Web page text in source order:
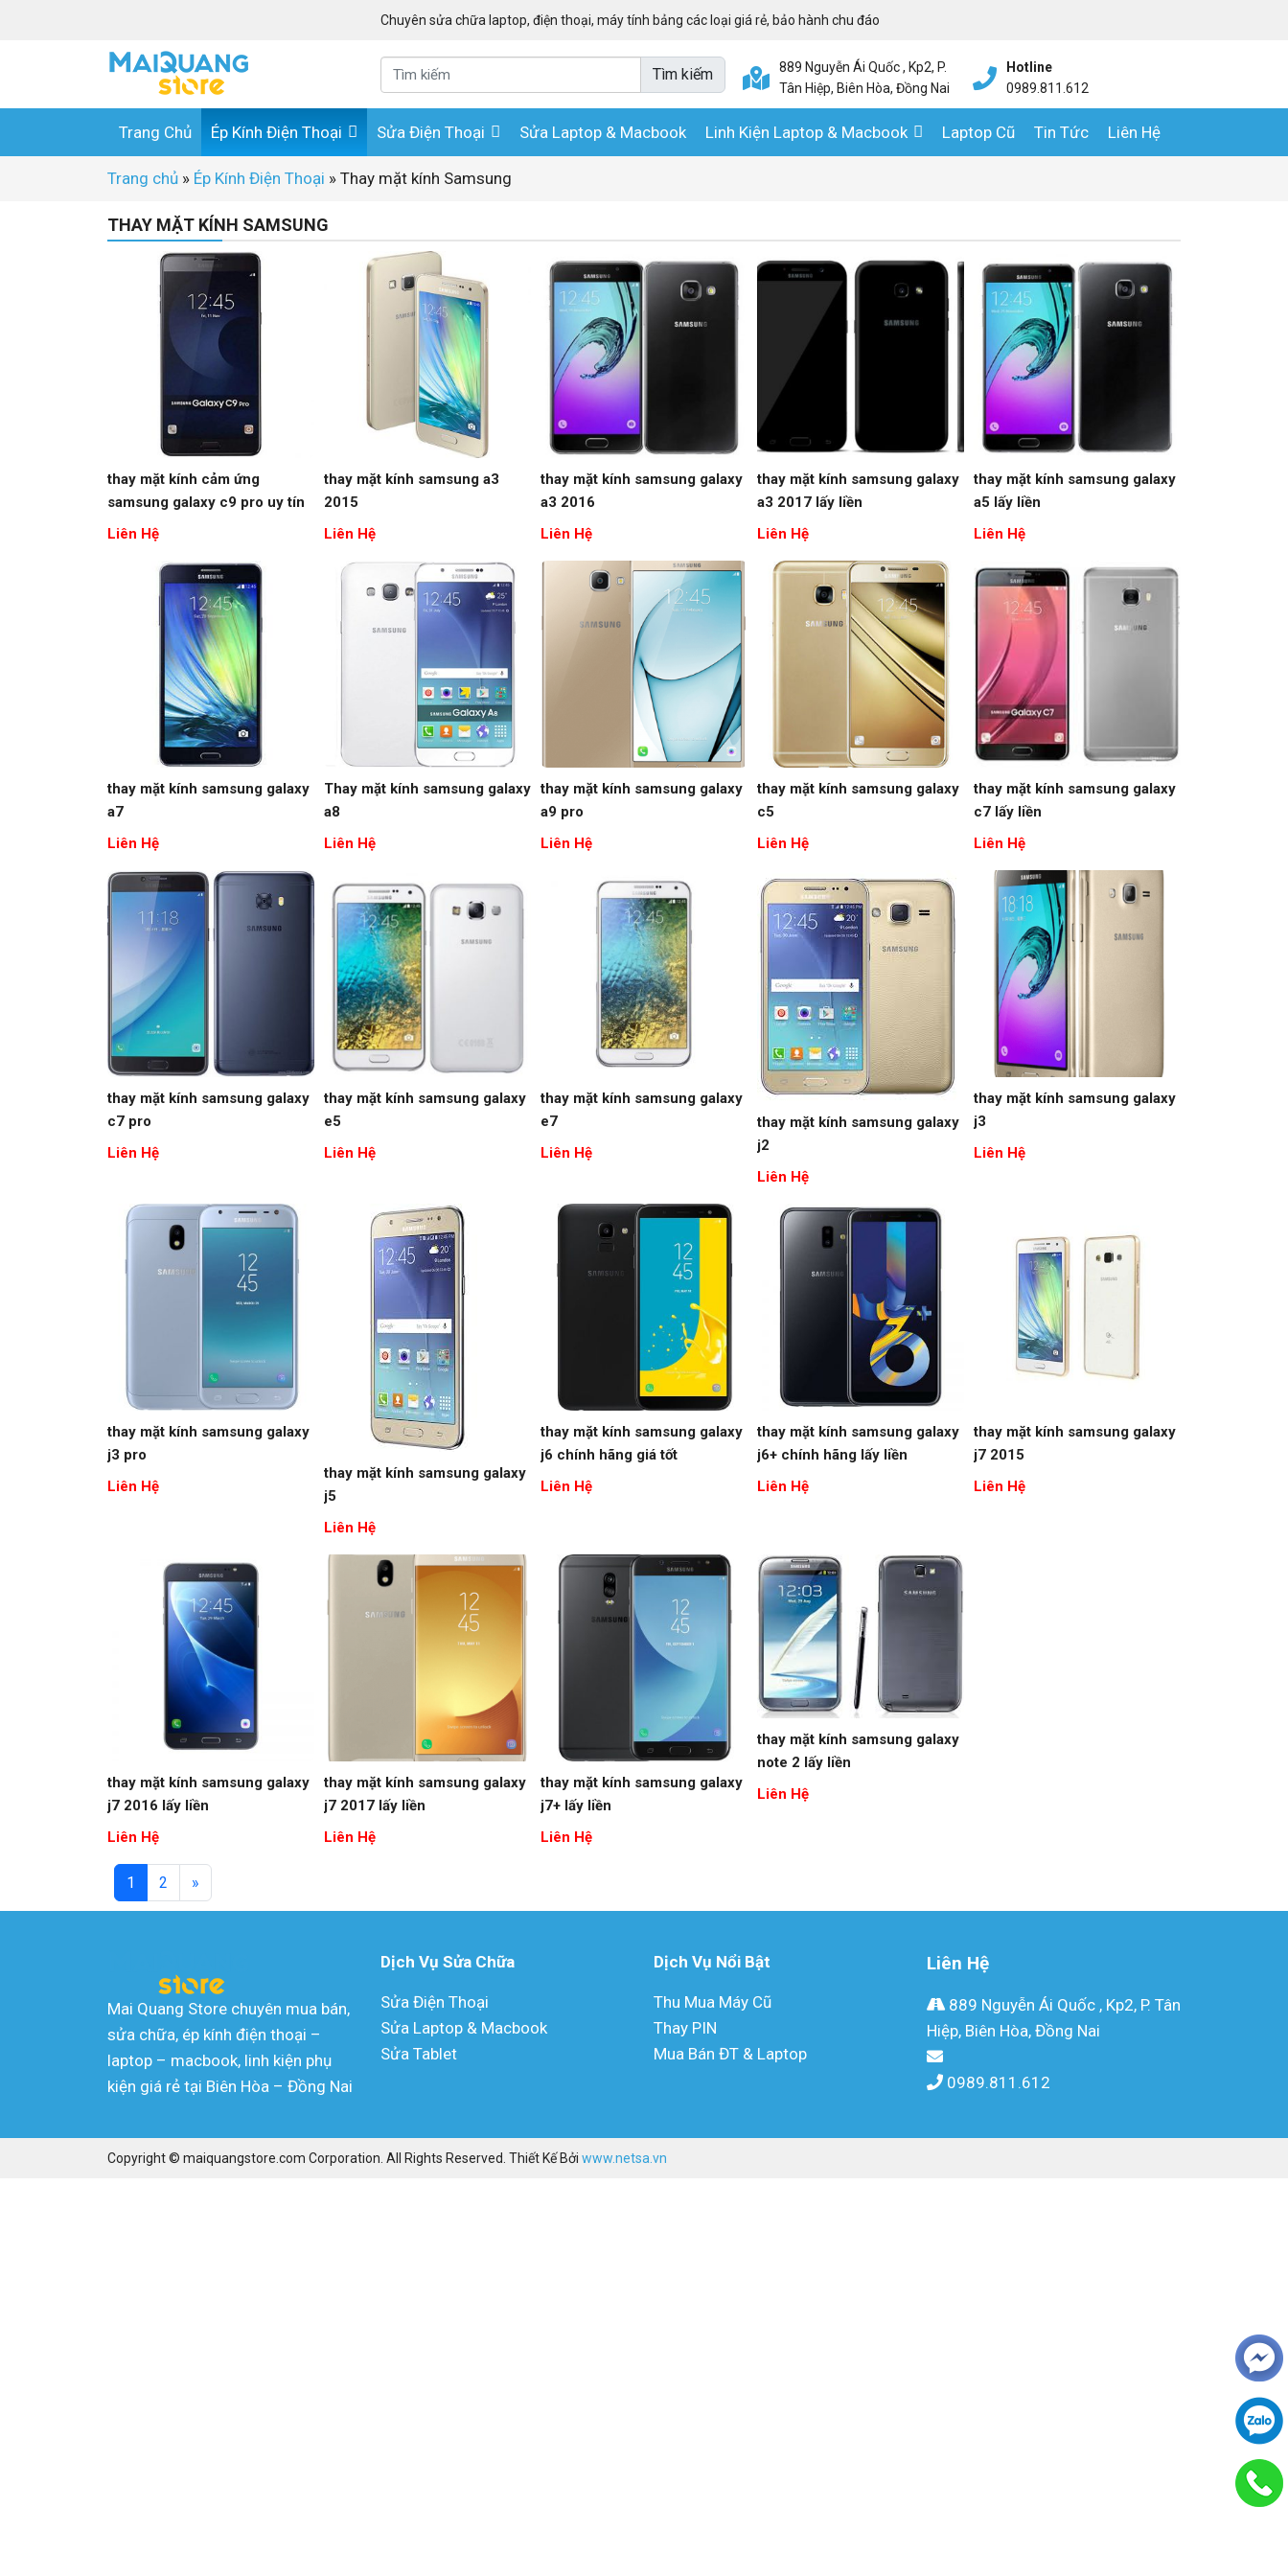
Chuyên sửa chữa laptop, điện thoại, máy tính bảng các loại giá rẻ, bảo hành chu đáo
Tìm kiếm
889 Nguyễn Ái Quốc , Kp2, P.
Tân Hiệp, Biên Hòa, Đồng Nai
Hotline
0989.811.612
Trang Chủ Ép Kính Điện Thoại Sửa Điện Thoại Sửa Laptop & Macbook Linh Kiện Laptop & Macbook Laptop Cũ Tin Tức Liên Hệ
Trang chủ » Ép Kính Điện Thoại » Thay mặt kính Samsung
THAY MẶT KÍNH SAMSUNG
thay mặt kính cảm ứng
samsung galaxy c9 pro uy tín
lấy liền
Liên Hệ
thay mặt kính samsung a3
2015
Liên Hệ
thay mặt kính samsung galaxy
a3 2016
Liên Hệ
thay mặt kính samsung galaxy
a3 2017 lấy liền
Liên Hệ
thay mặt kính samsung galaxy
a5 lấy liền
Liên Hệ
thay mặt kính samsung galaxy
a7
Liên Hệ
Thay mặt kính samsung galaxy
a8
Liên Hệ
thay mặt kính samsung galaxy
a9 pro
Liên Hệ
thay mặt kính samsung galaxy
c5
Liên Hệ
thay mặt kính samsung galaxy
c7 lấy liền
Liên Hệ
thay mặt kính samsung galaxy
c7 pro
Liên Hệ
thay mặt kính samsung galaxy
e5
Liên Hệ
thay mặt kính samsung galaxy
e7
Liên Hệ
thay mặt kính samsung galaxy
j2
Liên Hệ
thay mặt kính samsung galaxy
j3
Liên Hệ
thay mặt kính samsung galaxy
j3 pro
Liên Hệ
thay mặt kính samsung galaxy
j5
Liên Hệ
thay mặt kính samsung galaxy
j6 chính hãng giá tốt
Liên Hệ
thay mặt kính samsung galaxy
j6+ chính hãng lấy liền
Liên Hệ
thay mặt kính samsung galaxy
j7 2015
Liên Hệ
thay mặt kính samsung galaxy
j7 2016 lấy liền
Liên Hệ
thay mặt kính samsung galaxy
j7 2017 lấy liền
Liên Hệ
thay mặt kính samsung galaxy
j7+ lấy liền
Liên Hệ
thay mặt kính samsung galaxy
note 2 lấy liền
Liên Hệ
1 2 »
Mai Quang Store chuyên mua bán,
sửa chữa, ép kính điện thoại –
laptop – macbook, linh kiện phụ
kiện giá rẻ tại Biên Hòa – Đồng Nai
Dịch Vụ Sửa Chữa
Sửa Điện Thoại
Sửa Laptop & Macbook
Sửa Tablet
Dịch Vụ Nổi Bật
Thu Mua Máy Cũ
Thay PIN
Mua Bán ĐT & Laptop
Liên Hệ
889 Nguyễn Ái Quốc , Kp2, P. Tân
Hiệp, Biên Hòa, Đồng Nai
0989.811.612
Copyright © maiquangstore.com Corporation. All Rights Reserved. Thiết Kế Bởi www.netsa.vn